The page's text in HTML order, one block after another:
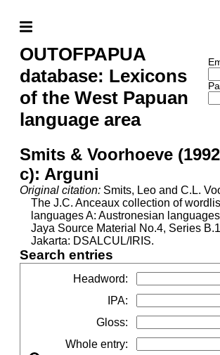
OUTOFPAPUA
database: Lexicons
of the West Papuan
language area
Smits & Voorhoeve
c): Arguni
Original citation: Smits, Leo and C.L.
The J.C. Anceaux collection of
languages A: Austronesian
Jaya Source Material No.4, Series
Jakarta: DSALCUL/IRIS.
Search entries
Headword:
IPA:
Gloss:
Whole entry: